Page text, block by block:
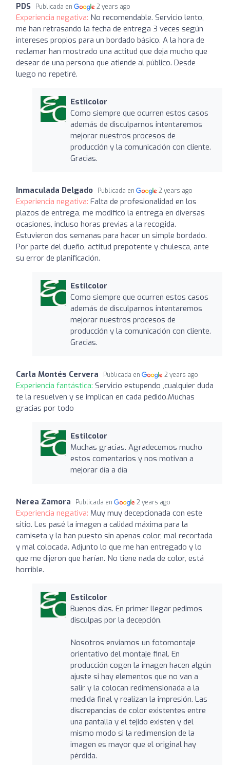
PDS Publicada en 2 years ago
Experiencia negativa: No recomendable. Servicio lento,
me han retrasando la fecha de entrega 3 veces según
intereses propios para un bordado básico. A la hora de
reclamar han mostrado una actitud que deja mucho que
desear de una persona que atiende al público. Desde
luego no repetiré.
Estilcolor
Como siempre que ocurren estos casos
además de disculparnos intentaremos
mejorar nuestros procesos de
producción y la comunicación con cliente.
Gracias.
Inmaculada Delgado Publicada en 2 years ago
Experiencia negativa: Falta de profesionalidad en los
plazos de entrega, me modificó la entrega en diversas
ocasiones, incluso horas previas a la recogida.
Estuvieron dos semanas para hacer un simple bordado.
Por parte del dueño, actitud prepotente y chulesca, ante
su error de planificación.
Estilcolor
Como siempre que ocurren estos casos
además de disculparnos intentaremos
mejorar nuestros procesos de
producción y la comunicación con cliente.
Gracias.
Carla Montés Cervera Publicada en 2 years ago
Experiencia fantástica: Servicio estupendo ,cualquier duda
te la resuelven y se implican en cada pedido.Muchas
gracias por todo
Estilcolor
Muchas gracias. Agradecemos mucho
estos comentarios y nos motivan a
mejorar día a día
Nerea Zamora Publicada en 2 years ago
Experiencia negativa: Muy muy decepcionada con este
sitio. Les pasé la imagen a calidad máxima para la
camiseta y la han puesto sin apenas color, mal recortada
y mal colocada. Adjunto lo que me han entregado y lo
que me dijeron que harían. No tiene nada de color, está
horrible.
Estilcolor
Buenos días. En primer llegar pedimos
disculpas por la decepción.
Nosotros enviamos un fotomontaje
orientativo del montaje final. En
producción cogen la imagen hacen algún
ajuste si hay elementos que no van a
salir y la colocan redimensionada a la
medida final y realizan la impresión. Las
discrepancias de color existentes entre
una pantalla y el tejido existen y del
mismo modo si la redimension de la
imagen es mayor que el original hay
pérdida.